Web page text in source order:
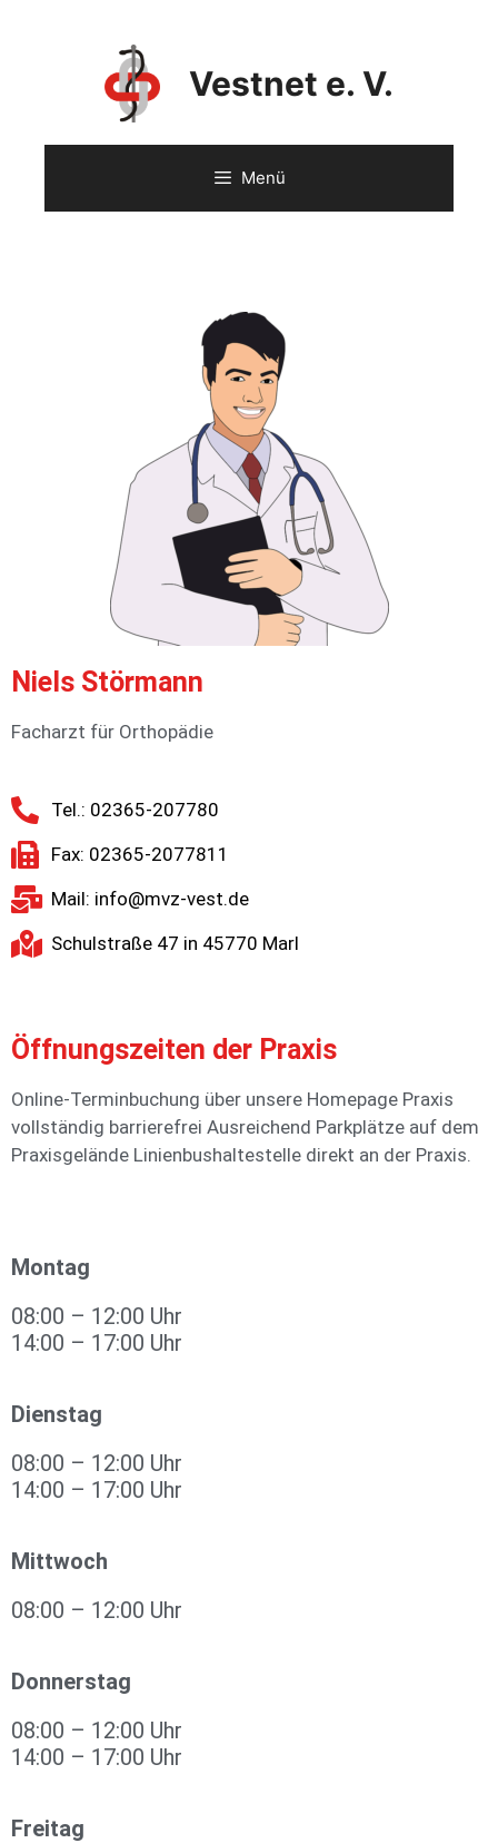
Vestnet e. V.
Menü
Niels Störmann
Facharzt für Orthopädie
Tel.: 02365-207780
Fax: 02365-2077811
Mail: info@mvz-vest.de
Schulstraße 47 in 45770 Marl
Öffnungszeiten der Praxis
Online-Terminbuchung über unsere Homepage Praxis
vollständig barrierefrei Ausreichend Parkplätze auf dem
Praxisgelände Linienbushaltestelle direkt an der Praxis.
Montag
08:00 – 12:00 Uhr
14:00 – 17:00 Uhr
Dienstag
08:00 – 12:00 Uhr
14:00 – 17:00 Uhr
Mittwoch
08:00 – 12:00 Uhr
Donnerstag
08:00 – 12:00 Uhr
14:00 – 17:00 Uhr
Freitag